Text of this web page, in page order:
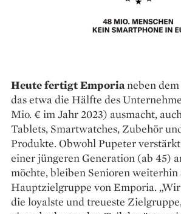
Heute fertigt Emporianeben
das etwa die Hälfte des
Mio. € im Jahr 2023) ausmacht,
Tablets, Smartwatches, Zubehör
Produkte. Obwohl Pupeter
einer jüngeren Generation (ab 45)
möchte, bleiben Senioren weiterhin
Hauptzielgruppe von Emporia.
die loyalste und treueste